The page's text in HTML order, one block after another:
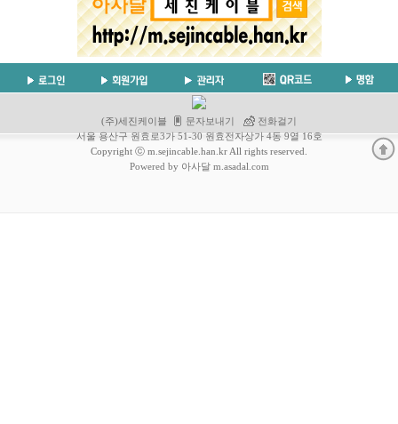
(주)세진케이블 문자보내기
전화걸기
서울 용산구 원효로3가 51-30 원효전자상가 4동 9열 16호
Copyright ⓒ m.sejincable.han.kr All rights reserved.
Powered by 아사달 m.asadal.com